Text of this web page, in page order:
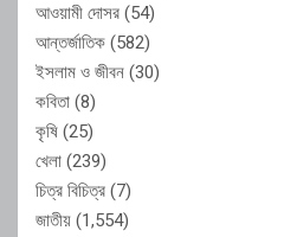
আওয়ামী দোসর (54)
আন্তর্জাতিক (582)
ইসলাম ও জীবন (30)
কবিতা (8)
কৃষি (25)
খেলা (239)
চিত্র বিচিত্র (7)
জাতীয় (1,554)